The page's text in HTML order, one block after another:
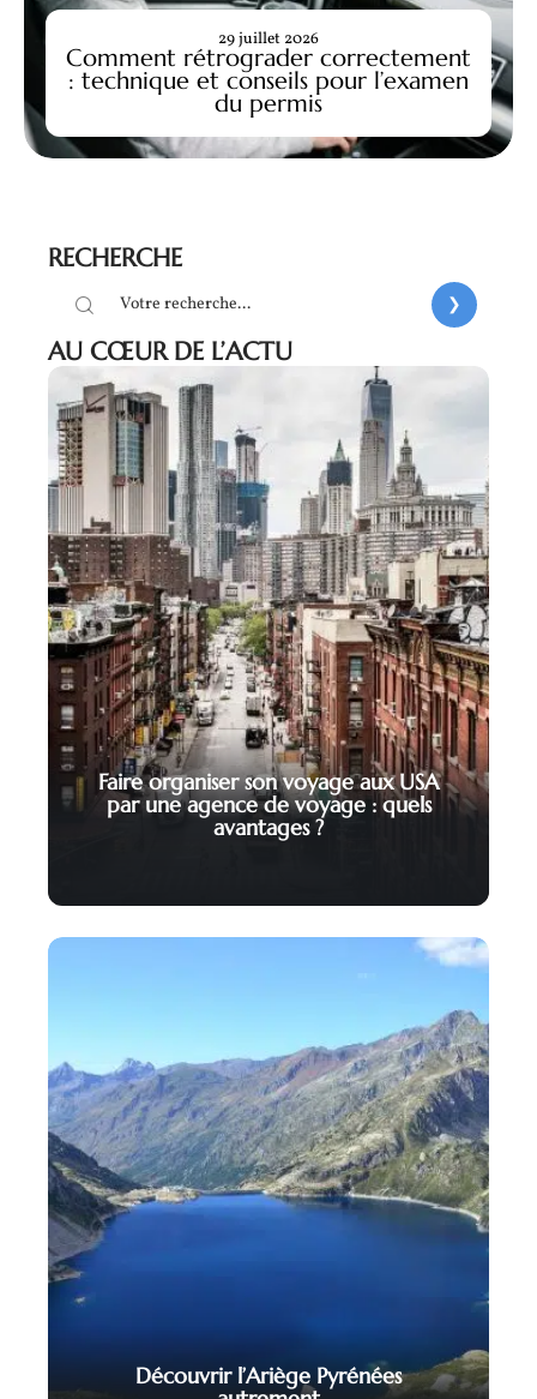
Comment rétrograder correctement
: technique et conseils pour l’examen
du permis
29 juillet 2026
RECHERCHE
AU CŒUR DE L’ACTU
Faire organiser son voyage aux USA
par une agence de voyage : quels
avantages ?
Découvrir l’Ariège Pyrénées